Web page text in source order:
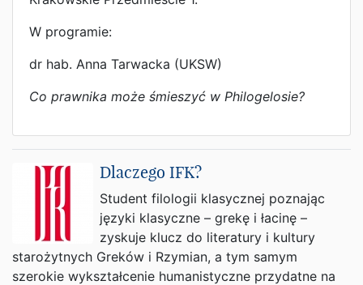
W programie:
dr hab. Anna Tarwacka (UKSW)
Co prawnika może śmieszyć w Philogelosie?
Dlaczego IFK?
Student filologii klasycznej poznając
języki klasyczne – grekę i łacinę –
zyskuje klucz do literatury i kultury
starożytnych Greków i Rzymian, a tym samym
szerokie wykształcenie humanistyczne przydatne na